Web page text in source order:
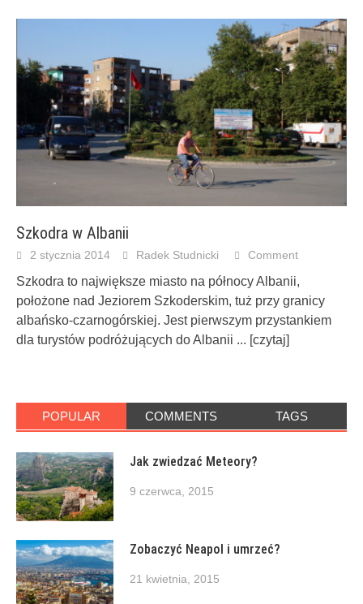
Szkodra w Albanii
2 stycznia 2014 Radek Studnicki Comment
Szkodra to największe miasto na północy Albanii,
położone nad Jeziorem Szkoderskim, tuż przy granicy
albańsko-czarnogórskiej. Jest pierwszym przystankiem
dla turystów podróżujących do Albanii ... [czytaj]
POPULAR COMMENTS TAGS
Jak zwiedzać Meteory?
9 czerwca, 2015
Zobaczyć Neapol i umrzeć?
21 kwietnia, 2015